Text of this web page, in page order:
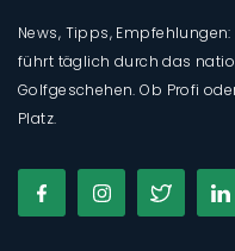
News, Tipps,
führt täglich durch das
Golfgeschehen. Ob Profi
Platz.